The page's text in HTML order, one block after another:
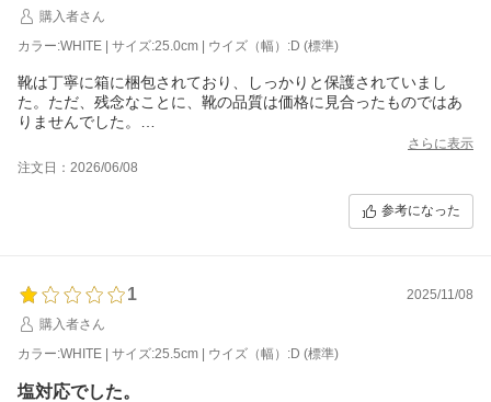
購入者さん
カラー:WHITE | サイズ:25.0cm | ウイズ（幅）:D (標準)
靴は丁寧に箱に梱包されており、しっかりと保護されていまし
た。ただ、残念なことに、靴の品質は価格に見合ったものではあ
りませんでした。
さらに表示
注文日：2026/06/08
参考になった
1
2025/11/08
購入者さん
カラー:WHITE | サイズ:25.5cm | ウイズ（幅）:D (標準)
塩対応でした。